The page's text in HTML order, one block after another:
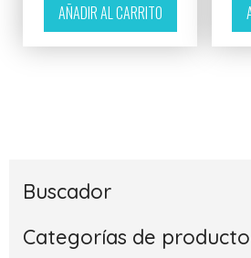
AÑADIR AL CARRITO
Buscador
Categorías de producto